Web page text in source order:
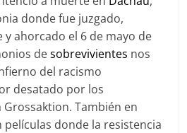
donde fue juzgado,
ahorcado el 6 de mayo de
desobrevivientes nos
del racismo
desatado por los
También en
películas donde la resistencia